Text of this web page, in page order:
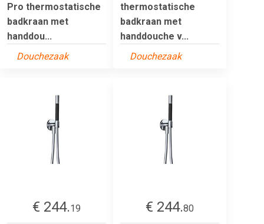
Pro thermostatische
badkraan met
handdou...
Douchezaak
thermostatische
badkraan met
handdouche v...
Douchezaak
€ 244.19
€ 244.80